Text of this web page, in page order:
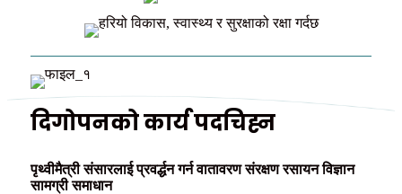
दिगोपनको कार्य पदचिह्न
पृथ्वीमैत्री संसारलाई प्रवर्द्धन गर्न वातावरण संरक्षण रसायन विज्ञान
सामग्री समाधान